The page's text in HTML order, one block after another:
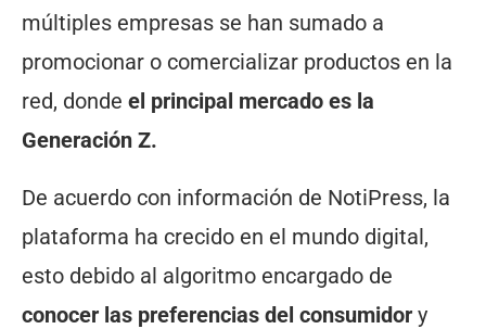
múltiples empresas se han sumado a
promocionar o comercializar productos en la
red, donde el principal mercado es la
Generación Z.
De acuerdo con información de NotiPress, la
plataforma ha crecido en el mundo digital,
esto debido al algoritmo encargado de
conocer las preferencias del consumidor y